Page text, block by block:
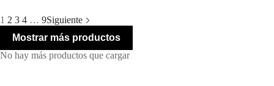
1 2 3 4 … 9Siguiente
Mostrar más productos
No hay más productos que cargar